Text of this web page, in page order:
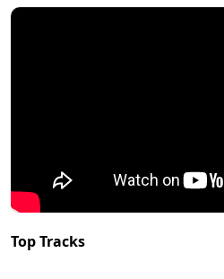
Top Tracks